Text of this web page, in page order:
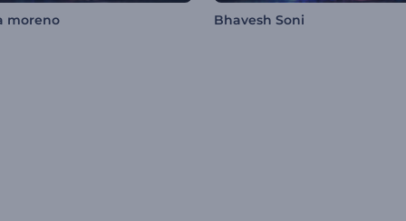
moreno Bhavesh Soni